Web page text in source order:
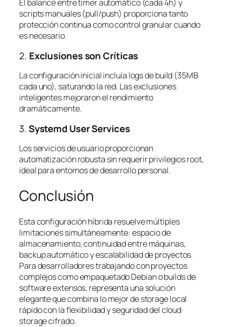
El balance entre timer automático (cada 4h) y
scripts manuales (pull/push) proporciona tanto
protección continua como control granular cuando
es necesario.
2. Exclusiones son Críticas
La configuración inicial incluía logs de build (35MB
cada uno), saturando la red. Las exclusiones
inteligentes mejoraron el rendimiento
dramáticamente.
3.Systemd User Services
Los servicios de usuario proporcionan
automatización robusta sin requerir privilegios root,
ideal para entornos de desarrollo personal.
Conclusión
Esta configuración híbrida resuelve múltiples
limitaciones simultáneamente: espacio de
almacenamiento, continuidad entre máquinas,
backup automático y escalabilidad de proyectos.
Para desarrolladores trabajando con proyectos
complejos como empaquetado Debian o builds de
software extensos, representa una solución
elegante que combina lo mejor de storage local
rápido con la flexibilidad y seguridad del cloud
storage cifrado.